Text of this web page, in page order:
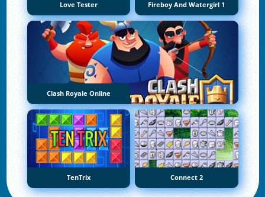
Love Tester Fireboy And Watergirl 1
Clash Royale Online
TenTrix Connect 2